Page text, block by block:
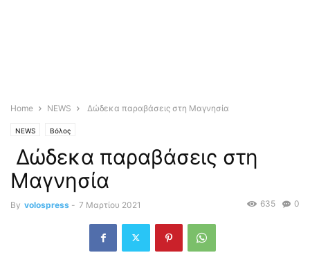
Home NEWS Δώδεκα παραβάσεις στη Μαγνησία
NEWS Βόλος
Δώδεκα παραβάσεις στη
Μαγνησία
By volospress - 7 Μαρτίου 2021 0
635